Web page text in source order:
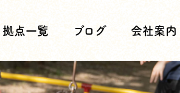
拠点一覧 ブログ 会社案内